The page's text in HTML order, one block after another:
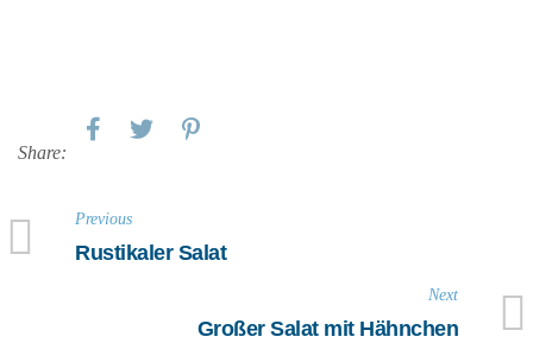
Share:
Previous
Rustikaler Salat
Next
Großer Salat mit Hähnchen